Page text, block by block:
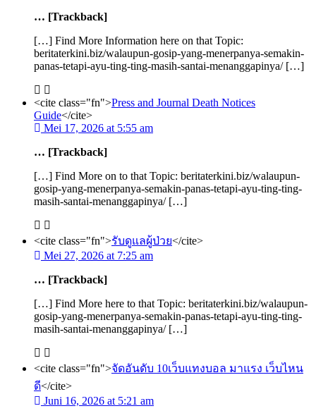
… [Trackback]
[…] Find More Information here on that Topic:
beritaterkini.biz/walaupun-gosip-yang-menerpanya-semakin-
panas-tetapi-ayu-ting-ting-masih-santai-menanggapinya/ […]
<cite class="fn">Press and Journal Death Notices
Guide</cite>
Mei 17, 2026 at 5:55 am
… [Trackback]
[…] Find More on to that Topic: beritaterkini.biz/walaupun-
gosip-yang-menerpanya-semakin-panas-tetapi-ayu-ting-ting-
masih-santai-menanggapinya/ […]
<cite class="fn">รับดูแลผู้ป่วย</cite>
Mei 27, 2026 at 7:25 am
… [Trackback]
[…] Find More here to that Topic: beritaterkini.biz/walaupun-
gosip-yang-menerpanya-semakin-panas-tetapi-ayu-ting-ting-
masih-santai-menanggapinya/ […]
<cite class="fn">จัดอันดับ 10เว็บแทงบอล มาแรง เว็บไหน
ดี</cite>
Juni 16, 2026 at 5:21 am